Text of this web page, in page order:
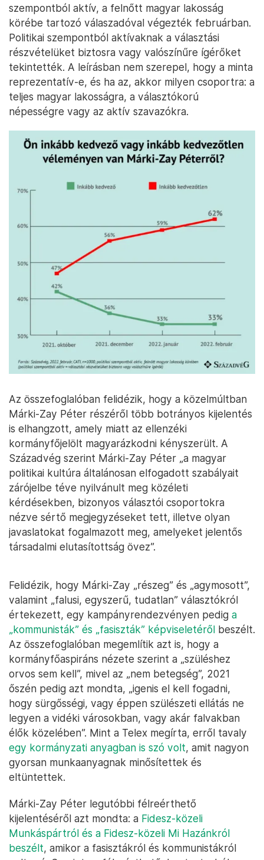
szempontból aktív, a felnőtt magyar lakosság
körébe tartozó válaszadóval végezték februárban.
Politikai szempontból aktívaknak a választási
részvételüket biztosra vagy valószínűre ígérőket
tekintették. A leírásban nem szerepel, hogy a minta
reprezentatív-e, és ha az, akkor milyen csoportra: a
teljes magyar lakosságra, a választókorú
népességre vagy az aktív szavazókra.
Az összefoglalóban felidézik, hogy a közelmúltban
Márki-Zay Péter részéről több botrányos kijelentés
is elhangzott, amely miatt az ellenzéki
kormányfőjelölt magyarázkodni kényszerült. A
Századvég szerint Márki-Zay Péter „a magyar
politikai kultúra általánosan elfogadott szabályait
zárójelbe téve nyilvánult meg közéleti
kérdésekben, bizonyos választói csoportokra
nézve sértő megjegyzéseket tett, illetve olyan
javaslatokat fogalmazott meg, amelyeket jelentős
társadalmi elutasítottság övez”.
Felidézik, hogy Márki-Zay „részeg” és „agymosott”,
valamint „falusi, egyszerű, tudatlan” választókról
értekezett, egy kampányrendezvényen pedig a
„kommunisták” és „fasiszták” képviseletéről beszélt.
Az összefoglalóban megemlítik azt is, hogy a
kormányfőaspiráns nézete szerint a „szüléshez
orvos sem kell”, mivel az „nem betegség”, 2021
őszén pedig azt mondta, „igenis el kell fogadni,
hogy sürgősségi, vagy éppen szülészeti ellátás ne
legyen a vidéki városokban, vagy akár falvakban
élők közelében”. Mint a Telex megírta, erről tavaly
egy kormányzati anyagban is szó volt, amit nagyon
gyorsan munkaanyagnak minősítettek és
eltüntettek.
Márki-Zay Péter legutóbbi félreérthető
kijelentéséről azt mondta: a Fidesz-közeli
Munkáspártról és a Fidesz-közeli Mi Hazánkról
beszélt, amikor a fasisztákról és kommunistákról